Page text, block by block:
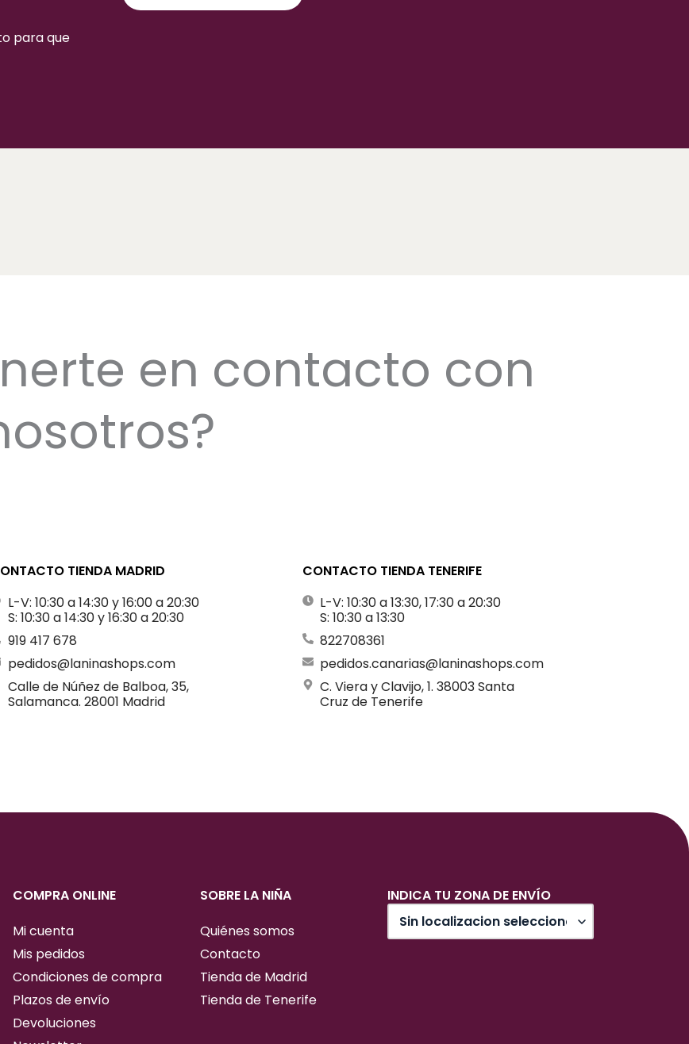
para que
en contacto con
TIENDA MADRID
L-V: 10:30 a 14:30 y 16:00 a 20:30
S: 10:30 a 14:30 y 16:30 a 20:30
919 417 678
pedidos@laninashops.com
Calle de Núñez de Balboa, 35,
Salamanca. 28001 Madrid
CONTACTO TIENDA TENERIFE
L-V: 10:30 a 13:30, 17:30 a 20:30
S: 10:30 a 13:30
822708361
pedidos.canarias@laninashops.com
C. Viera y Clavijo, 1. 38003 Santa
Cruz de Tenerife
COMPRA ONLINE
Mi cuenta
Mis pedidos
Condiciones de compra
Plazos de envío
Devoluciones
SOBRE LA NIÑA
Quiénes somos
Contacto
Tienda de Madrid
Tienda de Tenerife
INDICA TU ZONA DE ENVÍO